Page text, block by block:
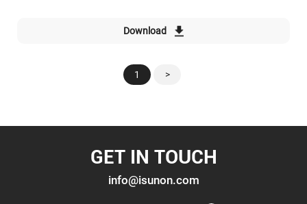
Download
1 >
GET IN TOUCH
info@isunon.com